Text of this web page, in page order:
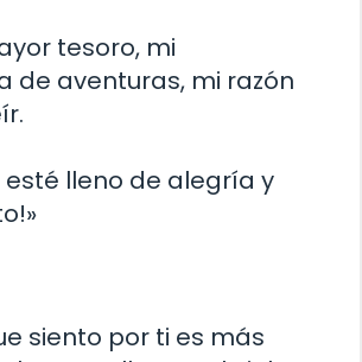
tesoro, mi
de aventuras, mi razón
esté lleno de alegría y
siento por ti es más